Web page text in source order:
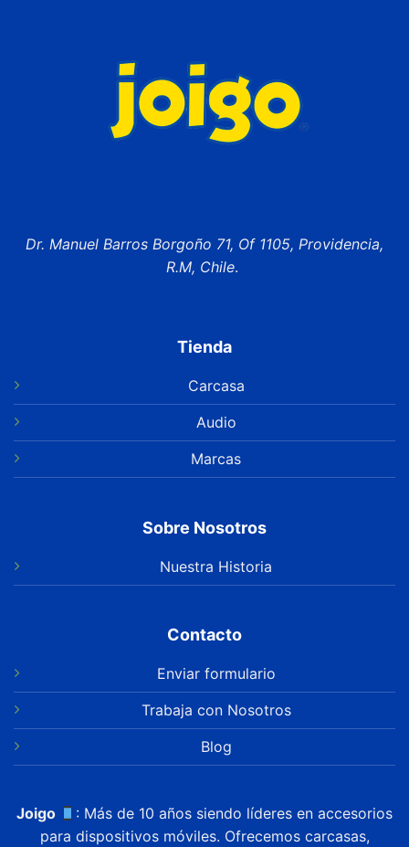
Dr. Manuel Barros Borgoño 71, Of 1105, Providencia,
R.M, Chile.
Tienda
Carcasa
Audio
Marcas
Sobre Nosotros
Nuestra Historia
Contacto
Enviar formulario
Trabaja con Nosotros
Blog
Joigo
: Más de 10 años siendo líderes en accesorios
para dispositivos móviles. Ofrecemos carcasas,